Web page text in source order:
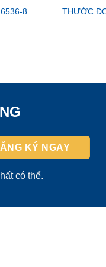
8
THƯỚC
có thể.